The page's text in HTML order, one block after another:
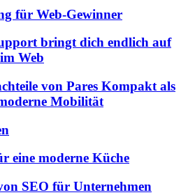
für Web-Gewinner
bringt dich endlich auf
Web
von Pares Kompakt als
Mobilität
eine moderne Küche
SEO für Unternehmen